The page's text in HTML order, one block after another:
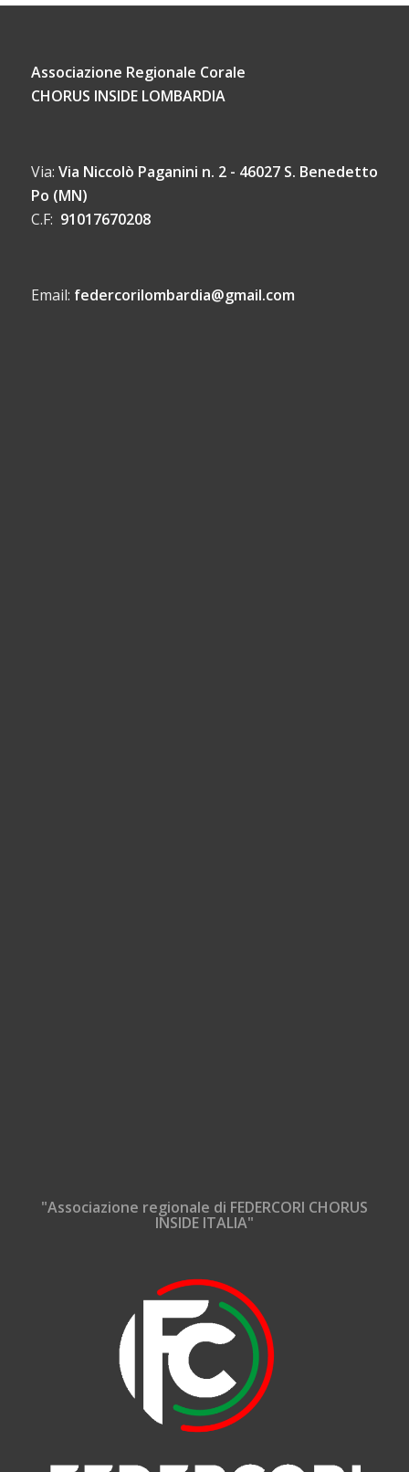
Associazione Regionale Corale
CHORUS INSIDE LOMBARDIA
Via: Via Niccolò Paganini n. 2 - 46027 S. Benedetto
Po (MN)
C.F: 91017670208
Email: federcorilombardia@gmail.com
"Associazione regionale di FEDERCORI CHORUS
INSIDE ITALIA"